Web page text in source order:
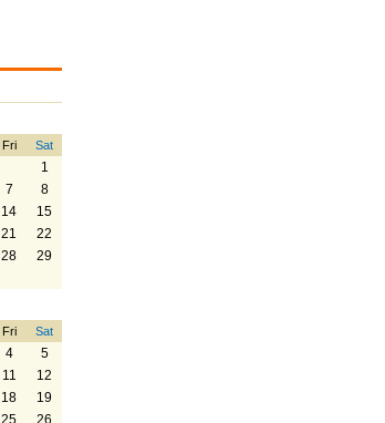
Fri Sat
1
7
8
14
15
21
22
28
29
Fri Sat
4
5
11
12
18
19